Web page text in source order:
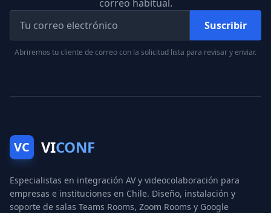
correo habitual.
Suscribir
Abriremos tu cliente de correo con la solicitud lista para revisar y enviar.
VC VICONF
Especialistas en integración AV y videocolaboración para
empresas e instituciones en Chile. Diseño, instalación y
soporte de salas Teams Rooms, Zoom Rooms y Google